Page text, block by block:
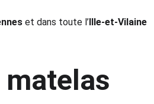
et dans toute l’Ille-et-Vilaine